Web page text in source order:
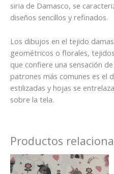
siria de Damasco, se
diseños sencillos y refinados.
Los dibujos en el tejido
geométricos o florales,
que confiere una sensación
patrones más comunes es el
estilizadas y hojas se
sobre la tela.
Productos